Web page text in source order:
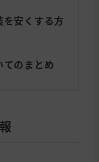
安くする方
のまとめ